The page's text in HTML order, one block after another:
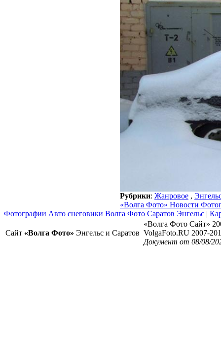
Рубрики: Жанровое ,
«Волга Фото» Новости
Фотографии Авто снеговики Волга Фото Саратов Энгельс |
Сайт «Волга Фото» Энгельс и Саратов
«Волга Фото Сайт»
VolgaFoto.RU 2007-
Документ от 08/08/